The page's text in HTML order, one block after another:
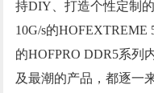
持DIY、打造个性定制
10G/s的HOFEXTREME
的HOFPRO DDR5系列
及最潮的产品，都逐一